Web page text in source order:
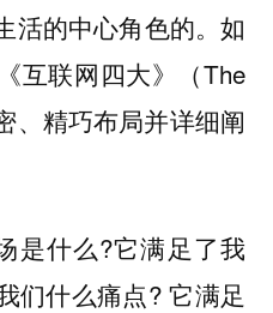
活的中心角色的。如
互联网四大》（The
、精巧布局并详细阐
是什么?它满足了我
们什么痛点? 它满足